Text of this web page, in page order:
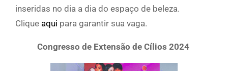
inseridas no dia a dia do espaço de beleza.
Clique aqui para garantir sua vaga.
Congresso de Extensão de Cílios 2024